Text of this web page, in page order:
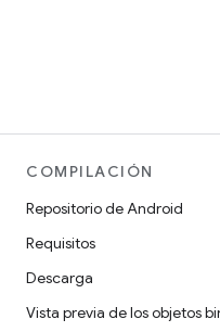
COMPILACIÓN
Repositorio de Android
Requisitos
Descarga
Vista previa de los objetos